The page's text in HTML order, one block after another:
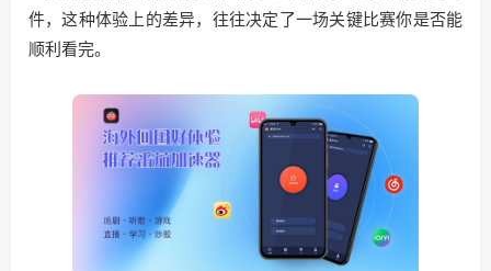
件，这种体验上的差异，往往决定了一场关键比赛你是否能
顺利看完。